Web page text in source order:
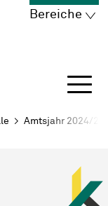
Bereiche
Amtsjahr 2024/25